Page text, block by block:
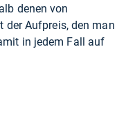
denen von
der Aufpreis, den man
in jedem Fall auf